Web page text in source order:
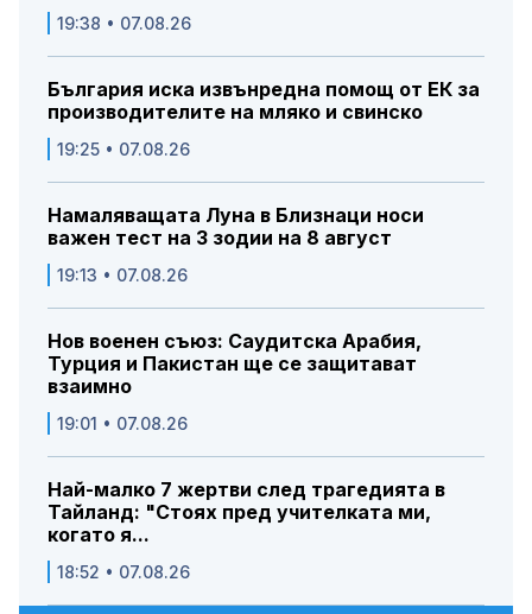
19:38 • 07.08.26
България иска извънредна помощ от ЕК за
производителите на мляко и свинско
19:25 • 07.08.26
Намаляващата Луна в Близнаци носи
важен тест на 3 зодии на 8 август
19:13 • 07.08.26
Нов военен съюз: Саудитска Арабия,
Турция и Пакистан ще се защитават
взаимно
19:01 • 07.08.26
Най-малко 7 жертви след трагедията в
Тайланд: "Стоях пред учителката ми,
когато я...
18:52 • 07.08.26